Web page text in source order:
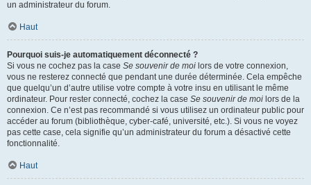
un administrateur du forum.
Haut
Pourquoi suis-je automatiquement déconnecté ?
Si vous ne cochez pas la case Se souvenir de moi lors de votre connexion,
vous ne resterez connecté que pendant une durée déterminée. Cela empêche
que quelqu’un d’autre utilise votre compte à votre insu en utilisant le même
ordinateur. Pour rester connecté, cochez la case Se souvenir de moi lors de la
connexion. Ce n’est pas recommandé si vous utilisez un ordinateur public pour
accéder au forum (bibliothèque, cyber-café, université, etc.). Si vous ne voyez
pas cette case, cela signifie qu’un administrateur du forum a désactivé cette
fonctionnalité.
Haut